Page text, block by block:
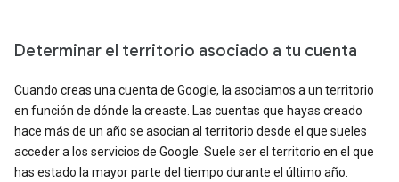
Determinar el territorio asociado a tu cuenta
Cuando creas una cuenta de Google, la asociamos a un territorio
en función de dónde la creaste. Las cuentas que hayas creado
hace más de un año se asocian al territorio desde el que sueles
acceder a los servicios de Google. Suele ser el territorio en el que
has estado la mayor parte del tiempo durante el último año.